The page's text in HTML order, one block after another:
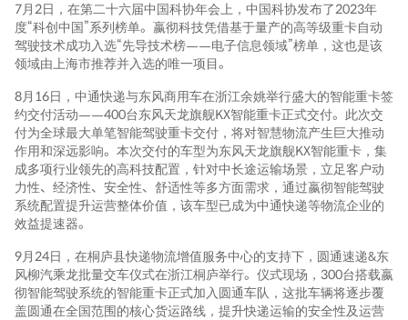
7月2日，在第二十六届中国科协年会上，中国科协发布了2023年
度“科创中国”系列榜单。嬴彻科技凭借基于量产的高等级重卡自动
驾驶技术成功入选“先导技术榜——电子信息领域”榜单，这也是该
领域由上海市推荐并入选的唯一项目。
8月16日，中通快递与东风商用车在浙江余姚举行盛大的智能重卡签
约交付活动——400台东风天龙旗舰KX智能重卡正式交付。此次交
付为全球最大单笔智能驾驶重卡交付，将对智慧物流产生巨大推动
作用和深远影响。本次交付的车型为东风天龙旗舰KX智能重卡，集
成多项行业领先的高科技配置，针对中长途运输场景，立足客户动
力性、经济性、安全性、舒适性等多方面需求，通过嬴彻智能驾驶
系统配置提升运营整体价值，该车型已成为中通快递等物流企业的
效益提速器。
9月24日，在桐庐县快递物流增值服务中心的支持下，圆通速递&东
风柳汽乘龙批量交车仪式在浙江桐庐举行。仪式现场，300台搭载嬴
彻智能驾驶系统的智能重卡正式加入圆通车队，这批车辆将逐步覆
盖圆通在全国范围的核心货运路线，提升快递运输的安全性及运营